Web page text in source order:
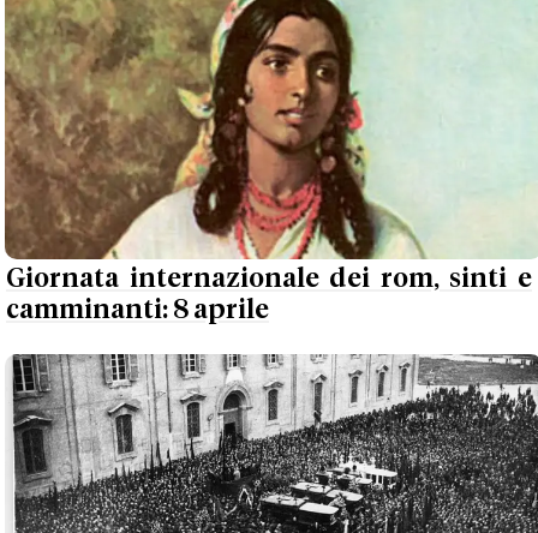
Giornata internazionale dei rom, sinti e
camminanti: 8 aprile